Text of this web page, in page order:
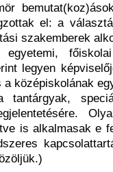
el: a
szakemberek
egyetemi,
legyen
a középiskolának
tantárgyak,
is alkalmasak e